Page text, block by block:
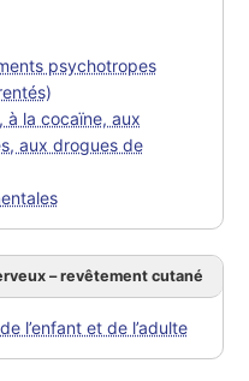
psychotropes
à la cocaïne, aux
aux drogues de
– revêtement cutané
l’enfant et de l’adulte